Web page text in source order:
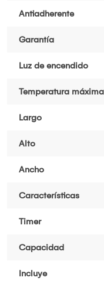
Antiadherente
Garantía
Luz de encendido
Temperatura máxima
Largo
Alto
Ancho
Características
Timer
Capacidad
Incluye